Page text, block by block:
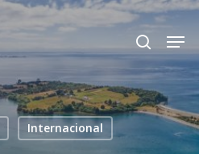
search
Internacional
Close
Menu